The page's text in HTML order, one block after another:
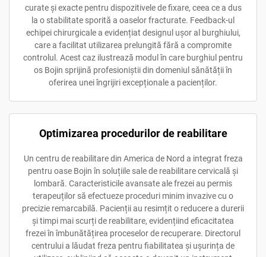
curate și exacte pentru dispozitivele de fixare, ceea ce a dus
la o stabilitate sporită a oaselor fracturate. Feedback-ul
echipei chirurgicale a evidențiat designul ușor al burghiului,
care a facilitat utilizarea prelungită fără a compromite
controlul. Acest caz ilustrează modul în care burghiul pentru
os Bojin sprijină profesioniștii din domeniul sănătății în
oferirea unei îngrijiri excepționale a pacienților.
Optimizarea procedurilor de reabilitare
Un centru de reabilitare din America de Nord a integrat freza
pentru oase Bojin în soluțiile sale de reabilitare cervicală și
lombară. Caracteristicile avansate ale frezei au permis
terapeuților să efectueze proceduri minim invazive cu o
precizie remarcabilă. Pacienții au resimțit o reducere a durerii
și timpi mai scurți de reabilitare, evidențiind eficacitatea
frezei în îmbunătățirea proceselor de recuperare. Directorul
centrului a lăudat freza pentru fiabilitatea și ușurința de